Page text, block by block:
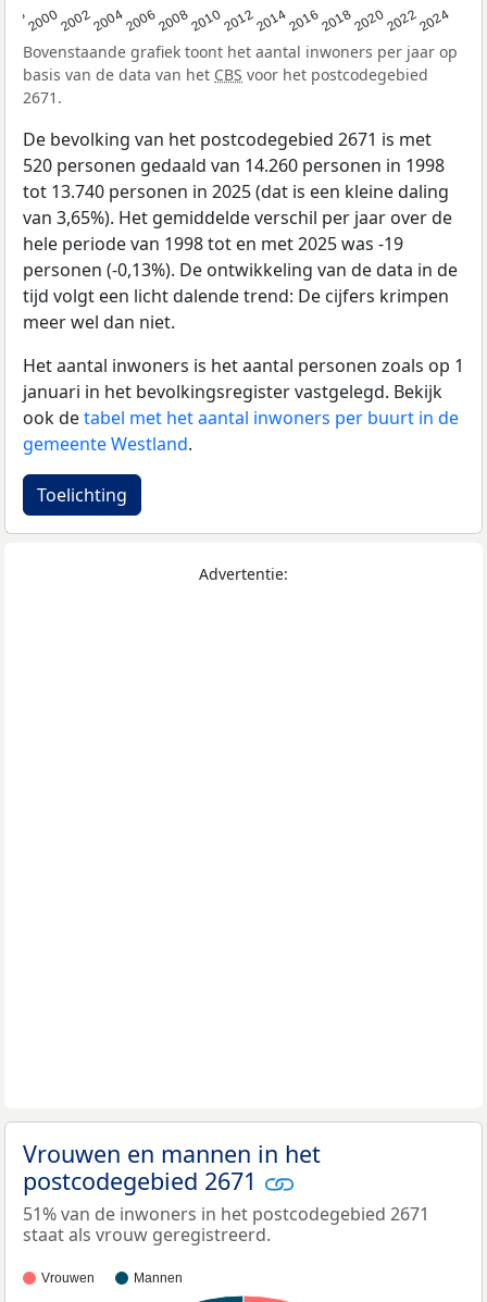
2000200220042006200820102012201420162018202020222024
Bovenstaande grafiek toont het aantal inwoners per jaar op
basis van de data van het CBS voor het postcodegebied
2671.
De bevolking van het postcodegebied 2671 is met
520 personen gedaald van 14.260 personen in 1998
tot 13.740 personen in 2025 (dat is een kleine daling
van 3,65%). Het gemiddelde verschil per jaar over de
hele periode van 1998 tot en met 2025 was -19
personen (-0,13%). De ontwikkeling van de data in de
tijd volgt een licht dalende trend: De cijfers krimpen
meer wel dan niet.
Het aantal inwoners is het aantal personen zoals op 1
januari in het bevolkingsregister vastgelegd. Bekijk
ook detabel met het aantal inwoners per buurt in de
gemeente Westland.
Toelichting
Advertentie:
Vrouwen en mannen in het
postcodegebied 2671
51% van de inwoners in het postcodegebied 2671
staat als vrouw geregistreerd.
Vrouwen Mannen